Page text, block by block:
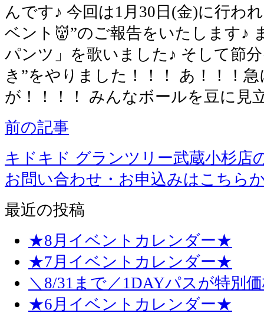
んです♪ 今回は1月30日(金)に行わ
ベント👹”のご報告をいたします♪
パンツ」を歌いました♪ そして節
き”をやりました！！！ あ！！！
が！！！！ みんなボールを豆に見
前の記事
キドキド グランツリー武蔵小杉店
お問い合わせ・お申込みはこちら
最近の投稿
★8月イベントカレンダー★
★7月イベントカレンダー★
＼8/31まで／1DAYパスが特別
★6月イベントカレンダー★